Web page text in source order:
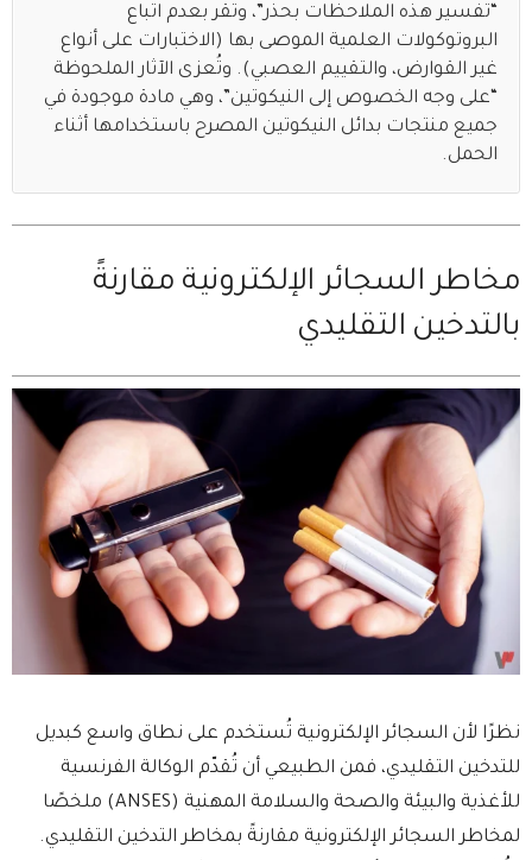
“تفسير هذه الملاحظات بحذر”، وتقر بعدم اتباع
البروتوكولات العلمية الموصى بها (الاختبارات على أنواع
غير القوارض، والتقييم العصبي). وتُعزى الآثار الملحوظة
“على وجه الخصوص إلى النيكوتين”، وهي مادة موجودة في
جميع منتجات بدائل النيكوتين المصرح باستخدامها أثناء
الحمل.
مخاطر السجائر الإلكترونية مقارنةً
بالتدخين التقليدي
نظرًا لأن السجائر الإلكترونية تُستخدم على نطاق واسع كبديل
للتدخين التقليدي، فمن الطبيعي أن تُقدّم الوكالة الفرنسية
للأغذية والبيئة والصحة والسلامة المهنية (ANSES) ملخصًا
لمخاطر السجائر الإلكترونية مقارنةً بمخاطر التدخين التقليدي.